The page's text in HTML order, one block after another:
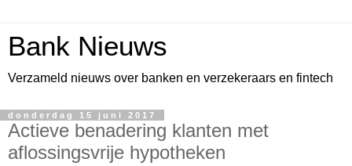
Bank Nieuws
Verzameld nieuws over banken en verzekeraars en fintech
donderdag 15 juni 2017
Actieve benadering klanten met
aflossingsvrije hypotheken